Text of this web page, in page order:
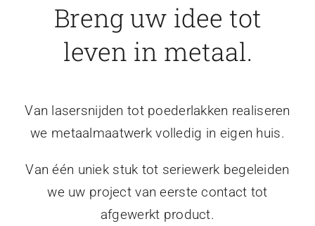
Breng uw idee tot
leven in metaal.
Van lasersnijden tot poederlakken realiseren
we metaalmaatwerk volledig in eigen huis.
Van één uniek stuk tot seriewerk begeleiden
we uw project van eerste contact tot
afgewerkt product.